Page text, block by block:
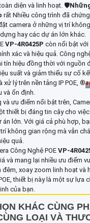
diện và linh hoạt. 🛡
rất Nhiều công trình đã
camera ở những vị trí
hay các dự án lớn khác.
VP-4R0425P còn nổi bật với
xác và hiệu quả. Công
tín hiệu đồng thời với nguồn
suất và giảm thiểu sự cố
xử lý trên nền tảng IP POE, ®️
và ổn định.
ưu điểm nổi bật trên,
thiết bị đáng tin cậy cho
án lớn. Với giá cả phù hợp,
không gian rộng mà vẫn
quả.
Công Nghệ POE VP-
và mang lại nhiều ưu điểm
xoay zoom linh hoạt và
thiết bị này là một sự lựa
của bạn.
KHÁC CÙNG
LOẠI VÀ